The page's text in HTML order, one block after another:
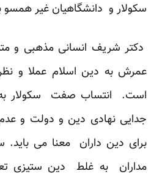
سکولار و دانشگاهیان غیر همسو
دکتر شریف انسانی مذهبی و
عمرش به دین اسلام عملا و
است. انتساب صفت سکولار
جدایی نهادی دین و دولت و
برای دین داران معنا می باید.
مداران به غلط دین ستیزی